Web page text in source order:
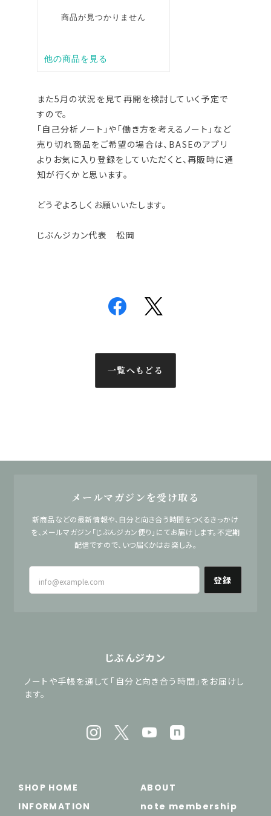
また5月の状況を見て再開を検討していく予定で
すので。
「自己分析ノート」や「働き方を考えるノート」など
売り切れ商品をご希望の場合は、BASEのアプリ
よりお気に入り登録をしていただくと、再販時に通
知が行くかと思います。
どうぞよろしくお願いいたします。
じぶんジカン代表 松岡
一覧へもどる
メールマガジンを受け取る
新商品などの最新情報や、自分と向き合う時間をつくるきっかけ
を、メールマガジン「じぶんジカン便り」にてお届けします。不定期
配信ですので、いつ届くかはお楽しみ。
登録
じぶんジカン
ノートや手帳を通して「自分と向き合う時間」をお届けし
ます。
SHOP HOME
ABOUT
INFORMATION
note membership